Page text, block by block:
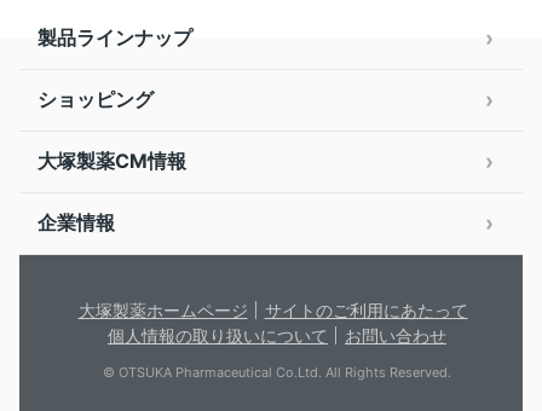
製品ラインナップ
ショッピング
大塚製薬CM情報
企業情報
大塚製薬ホームページ
サイトのご利用にあたって
個人情報の取り扱いについて
お問い合わせ
© OTSUKA Pharmaceutical Co.Ltd. All Rights Reserved.